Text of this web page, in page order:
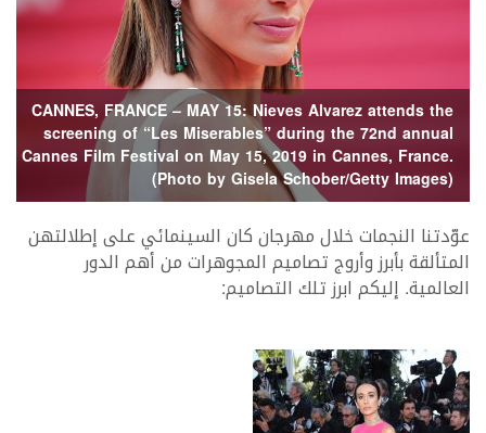
CANNES, FRANCE – MAY 15: Nieves Alvarez attends the
screening of “Les Miserables” during the 72nd annual
Cannes Film Festival on May 15, 2019 in Cannes, France.
(Photo by Gisela Schober/Getty Images)
عوّدتنا النجمات خلال مهرجان كان السينمائي على إطلالتهن
المتألقة بأبرز وأروج تصاميم المجوهرات من أهم الدور
العالمية. إليكم ابرز تلك التصاميم: